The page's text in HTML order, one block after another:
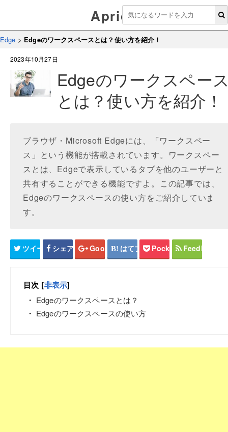
Aprico
Edge > Edgeのワークスペースとは？使い方を紹介！
2023年10月27日
Edgeのワークスペー
とは？使い方を紹介！
ブラウザ・Microsoft Edgeには、「ワークスペー
ス」という機能が搭載されています。ワークスペー
スとは、Edgeで表示しているタブを他のユーザーと
共有することができる機能ですよ。この記事では、
Edgeのワークスペースの使い方をご紹介していま
す。
ツイート シェア Google+ はてブ Pocket Feedly
目次 [非表示]
Edgeのワークスペースとは？
Edgeのワークスペースの使い方